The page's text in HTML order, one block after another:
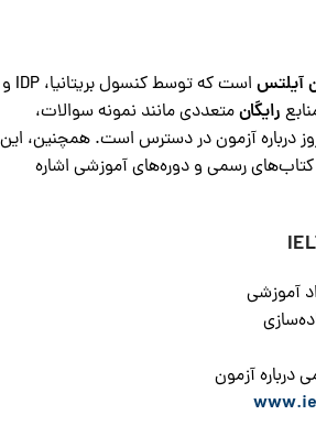
آیلتس
است که توسط کنسول بریتانیا، IDP و
رایگانمتعددی مانند نمونه سوالات،
درباره آزمون در دسترس است. همچنین، این
کتاب‌های رسمی و دوره‌های آموزشی اشاره
آموزشی
درباره آزمون
w